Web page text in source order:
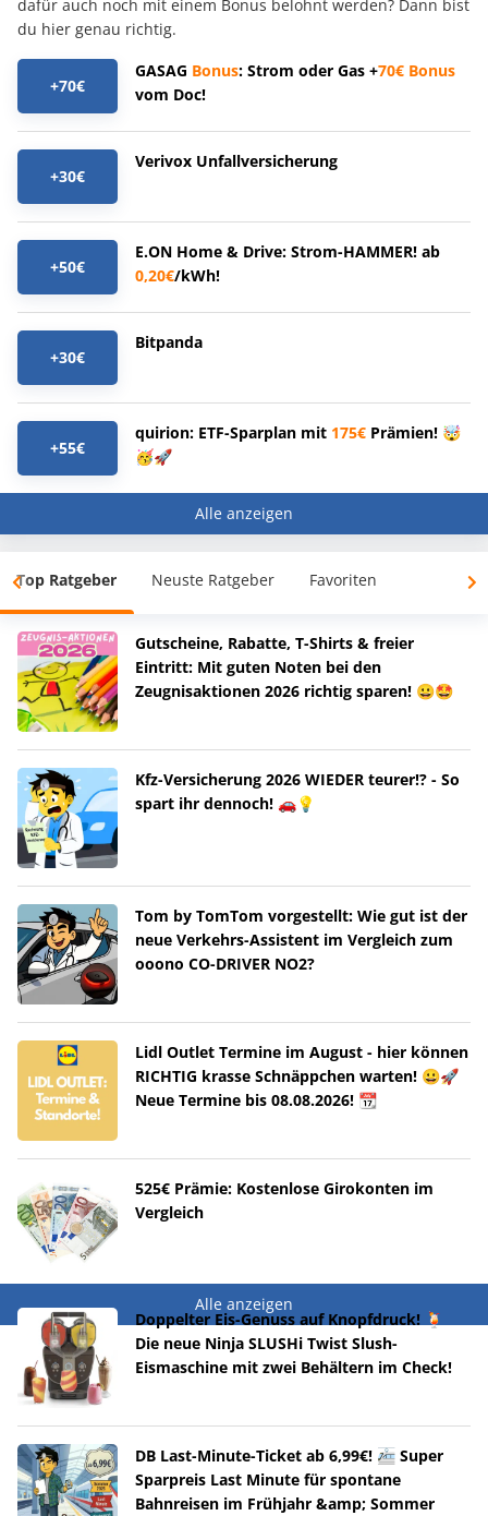
dafür auch noch mit einem Bonus belohnt werden? Dann bist
du hier genau richtig.
+70€
GASAG Bonus: Strom oder Gas +70€ Bonus
vom Doc!
+30€
Verivox Unfallversicherung
+50€
E.ON Home & Drive: Strom-HAMMER! ab
0,20€/kWh!
+30€
Bitpanda
+55€
quirion: ETF-Sparplan mit 175€ Prämien! 🤯
🥳🚀
Alle anzeigen
Top Ratgeber Neuste Ratgeber Favoriten
Gutscheine, Rabatte, T-Shirts & freier
Eintritt: Mit guten Noten bei den
Zeugnisaktionen 2026 richtig sparen! 😀🤩
Kfz-Versicherung 2026 WIEDER teurer!? - So
spart ihr dennoch! 🚗💡
Tom by TomTom vorgestellt: Wie gut ist der
neue Verkehrs-Assistent im Vergleich zum
ooono CO-DRIVER NO2?
Lidl Outlet Termine im August - hier können
RICHTIG krasse Schnäppchen warten! 😀🚀
Neue Termine bis 08.08.2026! 📆
525€ Prämie: Kostenlose Girokonten im
Vergleich
Alle anzeigen
Doppelter Eis-Genuss auf Knopfdruck! 🍹
Die neue Ninja SLUSHi Twist Slush-
Eismaschine mit zwei Behältern im Check!
DB Last-Minute-Ticket ab 6,99€! 🚈 Super
Sparpreis Last Minute für spontane
Bahnreisen im Frühjahr &amp; Sommer